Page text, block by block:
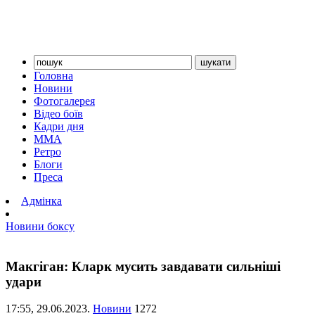
Головна
Новини
Фотогалерея
Відео боїв
Кадри дня
ММА
Ретро
Блоги
Преса
Адмінка
Новини боксу
Макгіган: Кларк мусить завдавати сильніші
удари
17:55, 29.06.2023. Новини 1272